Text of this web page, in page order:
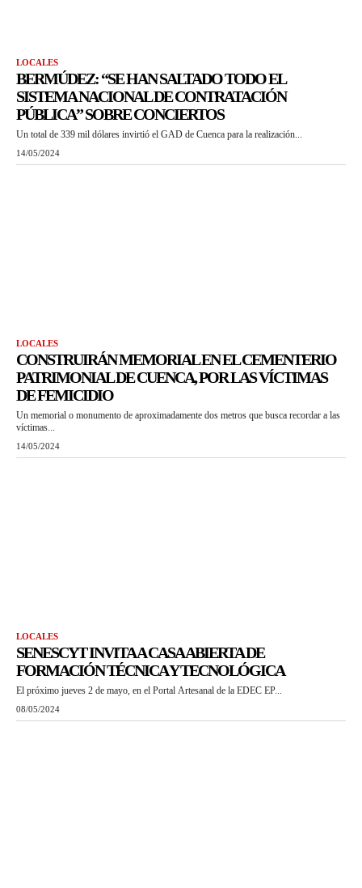
LOCALES
BERMÚDEZ: “SE HAN SALTADO TODO EL
SISTEMA NACIONAL DE CONTRATACIÓN
PÚBLICA” SOBRE CONCIERTOS
Un total de 339 mil dólares invirtió el GAD de Cuenca para la realización...
14/05/2024
LOCALES
CONSTRUIRÁN MEMORIAL EN EL CEMENTERIO
PATRIMONIAL DE CUENCA, POR LAS VÍCTIMAS
DE FEMICIDIO
Un memorial o monumento de aproximadamente dos metros que busca recordar a las
víctimas...
14/05/2024
LOCALES
SENESCYT INVITA A CASA ABIERTA DE
FORMACIÓN TÉCNICA Y TECNOLÓGICA
El próximo jueves 2 de mayo, en el Portal Artesanal de la EDEC EP...
08/05/2024